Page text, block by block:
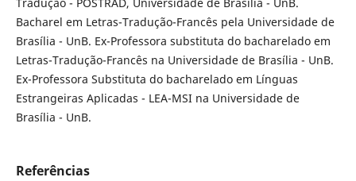
Tradução - POSTRAD, Universidade de Brasília - UnB.
Bacharel em Letras-Tradução-Francês pela Universidade de
Brasília - UnB. Ex-Professora substituta do bacharelado em
Letras-Tradução-Francês na Universidade de Brasília - UnB.
Ex-Professora Substituta do bacharelado em Línguas
Estrangeiras Aplicadas - LEA-MSI na Universidade de
Brasília - UnB.
Referências